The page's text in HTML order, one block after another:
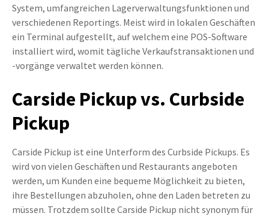
System, umfangreichen Lagerverwaltungsfunktionen und
verschiedenen Reportings. Meist wird in lokalen Geschäften
ein Terminal aufgestellt, auf welchem eine POS-Software
installiert wird, womit tägliche Verkaufstransaktionen und
-vorgänge verwaltet werden können.
Carside Pickup vs. Curbside
Pickup
Carside Pickup ist eine Unterform des Curbside Pickups. Es
wird von vielen Geschäften und Restaurants angeboten
werden, um Kunden eine bequeme Möglichkeit zu bieten,
ihre Bestellungen abzuholen, ohne den Laden betreten zu
müssen. Trotzdem sollte Carside Pickup nicht synonym für